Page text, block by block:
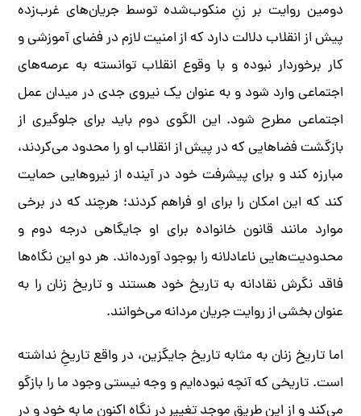
دومین روایت بر زنِ منکوب‌شده توسط جریان‌های غرب‌زده
پیش از انقلاب دلالت دارد که از امنیت لازم در فضای آموزشی و
کار برخوردار نبوده و با وقوع انقلاب توانسته به عرصه‌های
اجتماعی وارد شود و به عنوان یک نیروی جدی در میدان عمل
اجتماعی مطرح شود. این الگوی دوم باید برای جلوگیری از
بازگشت فضاهایی که در پیش از انقلاب او را محدود می‌کردند،
مبارزه کند و برای پیشرفت خود در آینده از نیروهایی حمایت
کند که این امکان را برای او فراهم کردند؛ هرچند که در برخی
موارد مانند قانون خانواده برای او جایگاهی درجه دوم و
محدودیت‌هایی ناعادلانه را بوجود آورده‌اند. هر دو این نگاه‌ها
فاقد نگرش نقادانه به تاریخ خود هستند و تاریخ زنان را به
عنوان بخشی از روایت جریان مردانه می‌خوانند.
اما تاریخ زنان به مثابه تاریخ جایگزین، در واقع تاریخِ نداشته
است. تاریخی که آنچه نبوده‌ایم و وجه نیستی وجود ما را بازگو
می‌کند و از این طریق موجد تغییر در نگاه اکنون ما به خود و در